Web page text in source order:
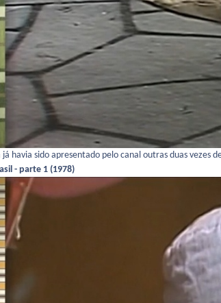
já havia sido apresentado pelo canal outras duas
- parte 1 (1978)